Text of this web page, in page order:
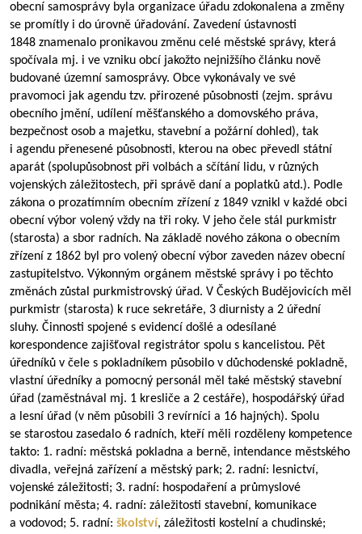
obecní samosprávy byla organizace úřadu zdokonalena a změny
se promítly i do úrovně úřadování. Zavedení ústavnosti
1848 znamenalo pronikavou změnu celé městské správy, která
spočívala mj. i ve vzniku obcí jakožto nejnižšího článku nově
budované územní samosprávy. Obce vykonávaly ve své
pravomoci jak agendu tzv. přirozené působnosti (zejm. správu
obecního jmění, udílení měšťanského a domovského práva,
bezpečnost osob a majetku, stavební a požární dohled), tak
i agendu přenesené působnosti, kterou na obec převedl státní
aparát (spolupůsobnost při volbách a sčítání lidu, v různých
vojenských záležitostech, při správě daní a poplatků atd.). Podle
zákona o prozatímním obecním zřízení z 1849 vznikl v každé obci
obecní výbor volený vždy na tři roky. V jeho čele stál purkmistr
(starosta) a sbor radních. Na základě nového zákona o obecním
zřízení z 1862 byl pro volený obecní výbor zaveden název obecní
zastupitelstvo. Výkonným orgánem městské správy i po těchto
změnách zůstal purkmistrovský úřad. V Českých Budějovicích měl
purkmistr (starosta) k ruce sekretáře, 3 diurnisty a 2 úřední
sluhy. Činnosti spojené s evidencí došlé a odesílané
korespondence zajišťoval registrátor spolu s kancelistou. Pět
úředníků v čele s pokladníkem působilo v důchodenské pokladně,
vlastní úředníky a pomocný personál měl také městský stavební
úřad (zaměstnával mj. 1 kresliče a 2 cestáře), hospodářský úřad
a lesní úřad (v něm působili 3 revírníci a 16 hajných). Spolu
se starostou zasedalo 6 radních, kteří měli rozděleny kompetence
takto: 1. radní: městská pokladna a berně, intendance městského
divadla, veřejná zařízení a městský park; 2. radní: lesnictví,
vojenské záležitosti; 3. radní: hospodaření a průmyslové
podnikání města; 4. radní: záležitosti stavební, komunikace
a vodovod; 5. radní: školství, záležitosti kostelní a chudinské;